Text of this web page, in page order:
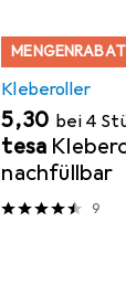
Kleberoller
EUR
5,30 bei 4
tesa
nachfüllbar
9